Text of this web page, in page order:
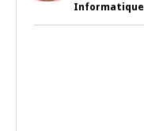
Informatique